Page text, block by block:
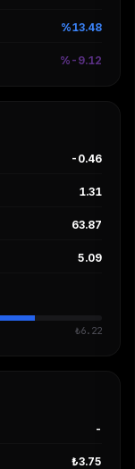
%13.48
%-9.12
-0.46
1.31
63.87
5.09
₺6.22
-
₺3.75